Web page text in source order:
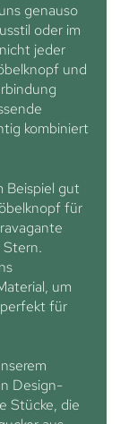
genauso
oder im
jeder
und
kombiniert
Beispiel gut
für
Stern.
um
perfekt für
Design-
Stücke, die